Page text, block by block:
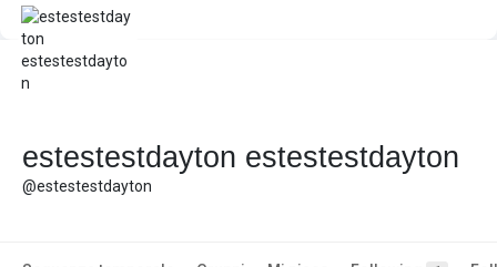
estestestdayton estestestdayton
@estestestdayton